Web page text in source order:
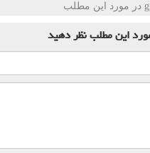
این مطلبنظر دهید